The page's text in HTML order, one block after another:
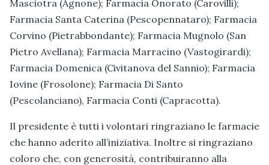
Masciotra (Agnone); Farmacia Onorato (Carovilli);
Farmacia Santa Caterina (Pescopennataro); Farmacia
Corvino (Pietrabbondante); Farmacia Mugnolo (San
Pietro Avellana); Farmacia Marracino (Vastogirardi);
Farmacia Domenica (Civitanova del Sannio); Farmacia
Iovine (Frosolone); Farmacia Di Santo
(Pescolanciano), Farmacia Conti (Capracotta).
Il presidente è tutti i volontari ringraziano le farmacie
che hanno aderito all’iniziativa. Inoltre si ringraziano
coloro che, con generosità, contribuiranno alla